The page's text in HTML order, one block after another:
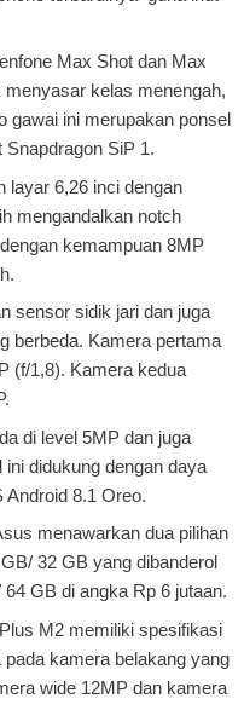
Max Shot dan Max
kelas menengah,
gawai ini merupakan ponsel
SiP 1.
layar 6,26 inci dengan
mengandalkan notch
kemampuan 8MP
sensor sidik jari dan juga
berbeda. Kamera pertama
(f/1,8). Kamera kedua
di level 5MP dan juga
didukung dengan daya
8.1 Oreo.
menawarkan dua pilihan
32 GB yang dibanderol
GB di angka Rp 6 jutaan.
M2 memiliki spesifikasi
kamera belakang yang
wide 12MP dan kamera